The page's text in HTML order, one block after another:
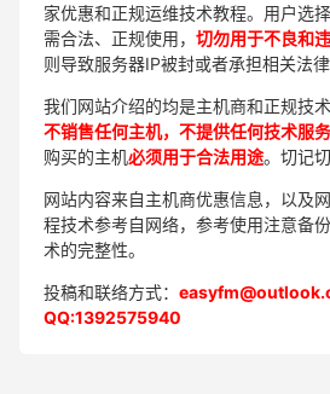
家优惠和正规运维技术教程。用户选
需合法、正规使用， 切勿用于不良和
则导致服务器IP被封或者承担相关法律
我们网站介绍的均是主机商和正规技术
不销售任何主机，不提供任何技术服务
购买的主机必须用于合法用途。切记切
网站内容来自主机商优惠信息，以及
程技术参考自网络，参考使用注意备
术的完整性。
投稿和联络方式：
QQ:1392575940